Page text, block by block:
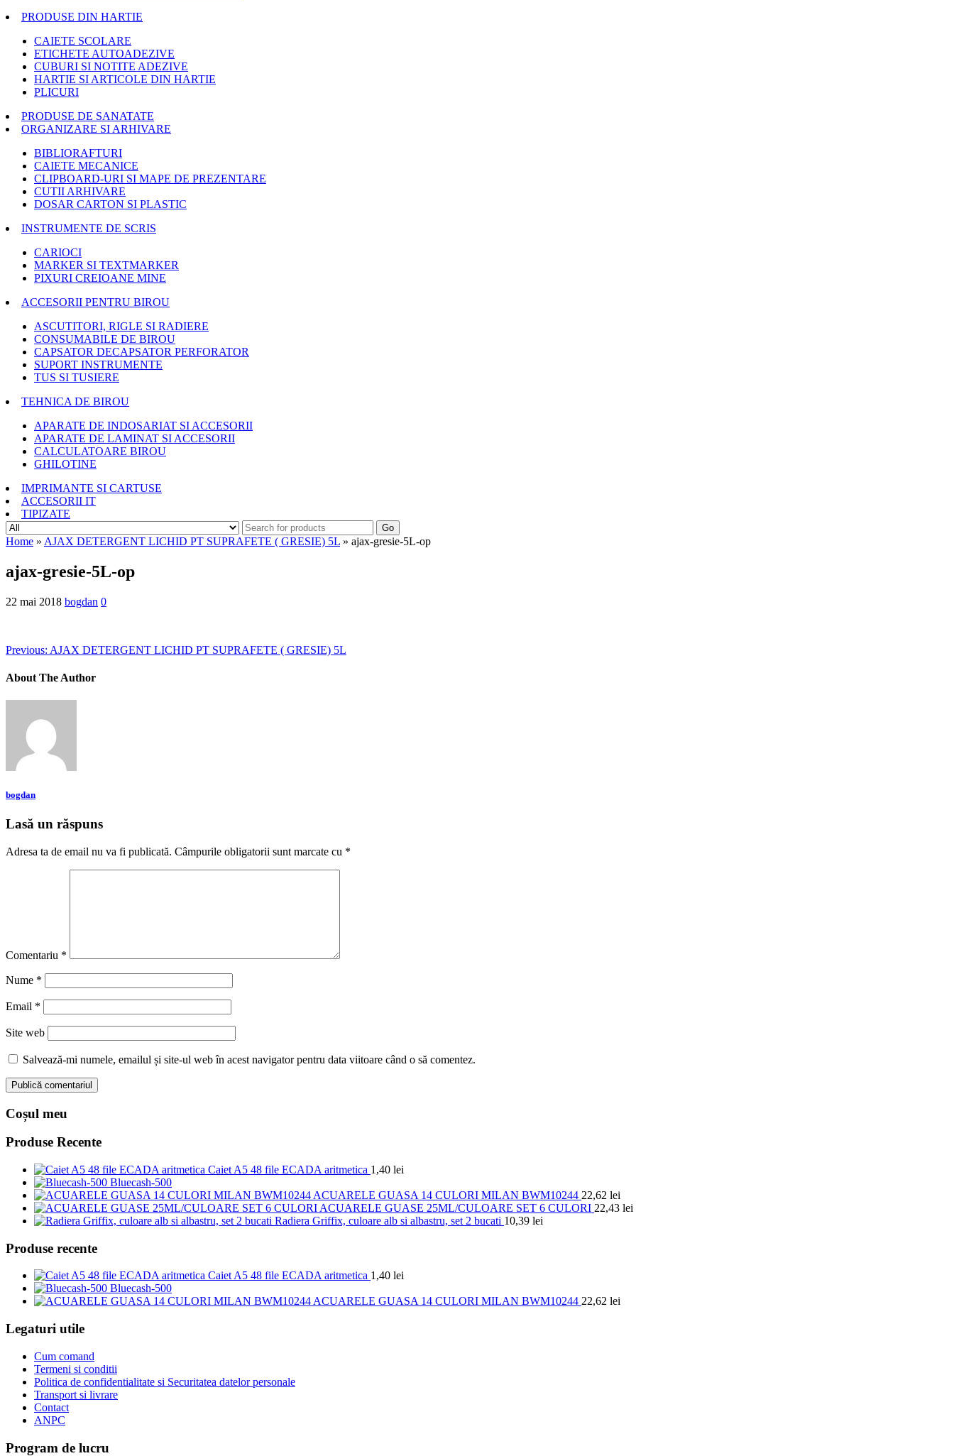
PRODUSE DIN HARTIE
CAIETE SCOLARE
ETICHETE AUTOADEZIVE
CUBURI SI NOTITE ADEZIVE
HARTIE SI ARTICOLE DIN HARTIE
PLICURI
PRODUSE DE SANATATE
ORGANIZARE SI ARHIVARE
BIBLIORAFTURI
CAIETE MECANICE
CLIPBOARD-URI SI MAPE DE PREZENTARE
CUTII ARHIVARE
DOSAR CARTON SI PLASTIC
INSTRUMENTE DE SCRIS
CARIOCI
MARKER SI TEXTMARKER
PIXURI CREIOANE MINE
ACCESORII PENTRU BIROU
ASCUTITORI, RIGLE SI RADIERE
CONSUMABILE DE BIROU
CAPSATOR DECAPSATOR PERFORATOR
SUPORT INSTRUMENTE
TUS SI TUSIERE
TEHNICA DE BIROU
APARATE DE INDOSARIAT SI ACCESORII
APARATE DE LAMINAT SI ACCESORII
CALCULATOARE BIROU
GHILOTINE
IMPRIMANTE SI CARTUSE
ACCESORII IT
TIPIZATE
Go
Home » AJAX DETERGENT LICHID PT SUPRAFETE ( GRESIE) 5L » ajax-gresie-5L-op
ajax-gresie-5L-op
22 mai 2018 bogdan 0
Previous: AJAX DETERGENT LICHID PT SUPRAFETE ( GRESIE) 5L
About The Author
bogdan
Lasă un răspuns
Adresa ta de email nu va fi publicată. Câmpurile obligatorii sunt marcate cu *
Comentariu *
Nume *
Email *
Site web
Salvează-mi numele, emailul și site-ul web în acest navigator pentru data viitoare când o să comentez.
Coșul meu
Produse Recente
Caiet A5 48 file ECADA aritmetica 1,40 lei
Bluecash-500
ACUARELE GUASA 14 CULORI MILAN BWM10244 22,62 lei
ACUARELE GUASE 25ML/CULOARE SET 6 CULORI 22,43 lei
Radiera Griffix, culoare alb si albastru, set 2 bucati 10,39 lei
Produse recente
Caiet A5 48 file ECADA aritmetica 1,40 lei
Bluecash-500
ACUARELE GUASA 14 CULORI MILAN BWM10244 22,62 lei
Legaturi utile
Cum comand
Termeni si conditii
Politica de confidentialitate si Securitatea datelor personale
Transport si livrare
Contact
ANPC
Program de lucru